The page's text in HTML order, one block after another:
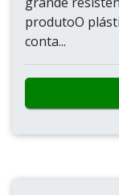
produtoO
conta...